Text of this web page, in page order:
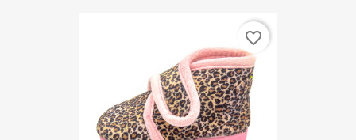
favorite_border